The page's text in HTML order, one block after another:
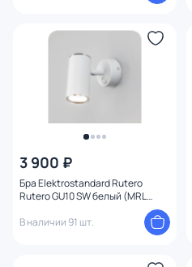
3 900 ₽
Бра Elektrostandard Rutero
Rutero GU10 SW белый (MRL
В наличии 91 шт.